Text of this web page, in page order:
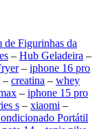
de Figurinhas da
– Hub Geladeira –
– iphone 16 pro
– creatina – whey
– iphone 15 pro
s – xiaomi –
Portátil